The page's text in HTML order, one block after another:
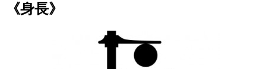
《身長》